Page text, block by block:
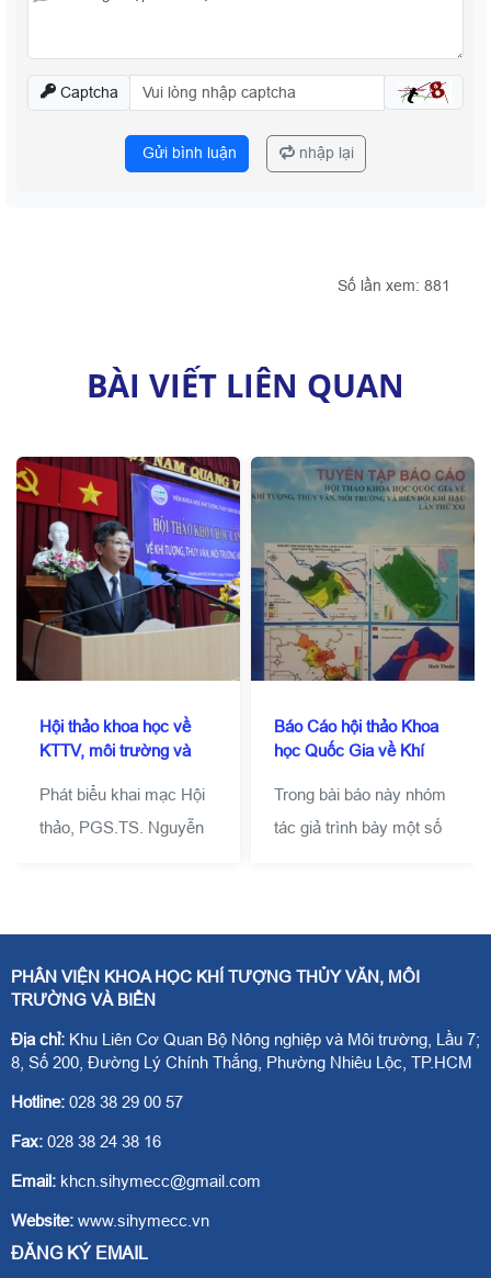
Captcha
Gửi bình luận nhập lại
Số lần xem: 881
BÀI VIẾT LIÊN QUAN
Hội thảo khoa học về
KTTV, môi trường và
Phát biểu khai mạc Hội
thảo, PGS.TS. Nguyễn
quan tâm và tạo điều
Viện đã duy trì tổ chức
Hội thảo khao học
các kết quả nghiên cứu
khoa học và công nghệ
trong suốt chặng đường
Báo Cáo hội thảo Khoa
học Quốc Gia về Khí
trường và Biến đổi khí
hậu
Trong bài báo này nhóm
tác giả trình bày một số
số 12 (Damrey) năm
WRF với ba sơ đồ tham
PHÂN VIỆN KHOA HỌC KHÍ TƯỢNG THỦY VĂN, MÔI
TRƯỜNG VÀ BIỂN
Địa chỉ: Khu Liên Cơ Quan Bộ Nông nghiệp và Môi trường, Lầu 7;
8, Số 200, Đường Lý Chính Thắng, Phường Nhiêu Lộc, TP.HCM
Hotline: 028 38 29 00 57
Fax: 028 38 24 38 16
Email: khcn.sihymecc@gmail.com
Website: www.sihymecc.vn
ĐĂNG KÝ EMAIL